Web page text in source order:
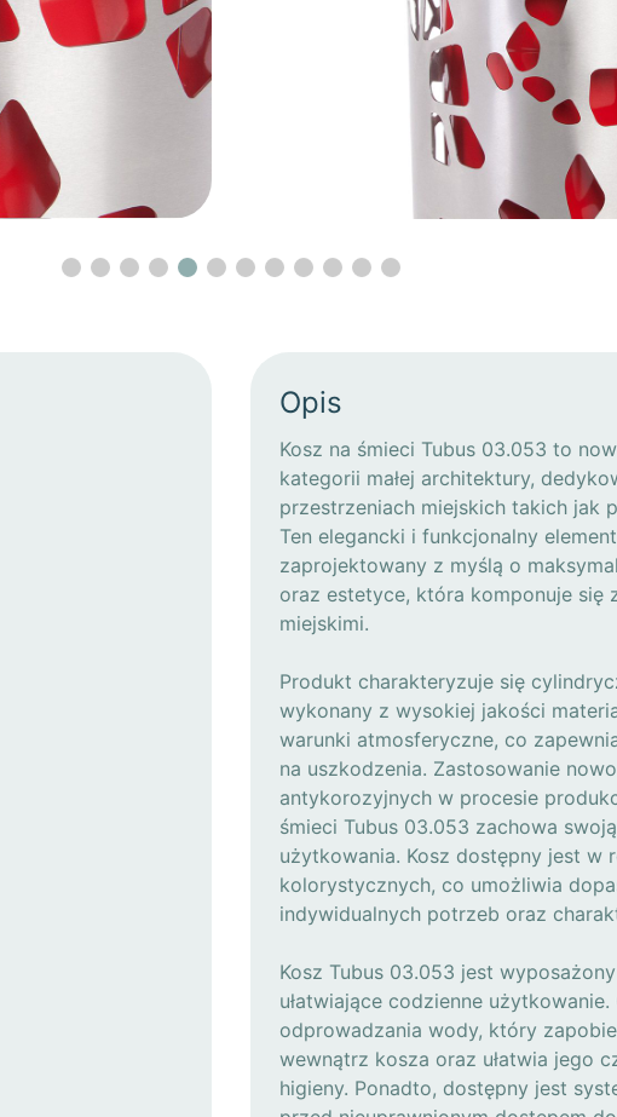
Opis
Kosz na śmieci Tubus 03.053 to
kategorii małej architektury,
przestrzeniach miejskich takich jak
Ten elegancki i funkcjonalny
zaprojektowany z myślą o
oraz estetyce, która komponuje się
miejskimi.
Produkt charakteryzuje się
wykonany z wysokiej jakości
warunki atmosferyczne, co
na uszkodzenia. Zastosowanie
antykorozyjnych w procesie
śmieci Tubus 03.053 zachowa
użytkowania. Kosz dostępny jest w
kolorystycznych, co umożliwia
indywidualnych potrzeb oraz
Kosz Tubus 03.053 jest
ułatwiające codzienne
odprowadzania wody, który
wewnątrz kosza oraz ułatwia jego
higieny. Ponadto, dostępny jest